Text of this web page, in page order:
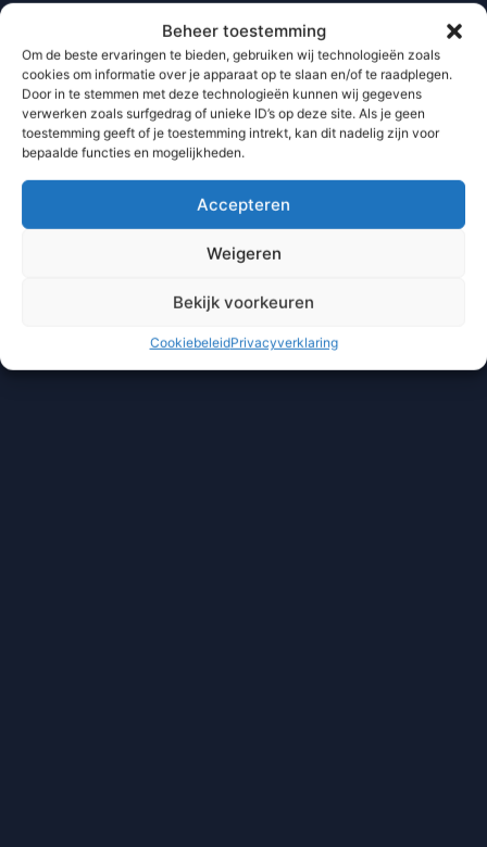
Beheer toestemming
Om de beste ervaringen te bieden, gebruiken wij technologieën zoals
cookies om informatie over je apparaat op te slaan en/of te raadplegen.
Door in te stemmen met deze technologieën kunnen wij gegevens
verwerken zoals surfgedrag of unieke ID’s op deze site. Als je geen
toestemming geeft of je toestemming intrekt, kan dit nadelig zijn voor
bepaalde functies en mogelijkheden.
Accepteren
Weigeren
Bekijk voorkeuren
CookiebeleidPrivacyverklaring